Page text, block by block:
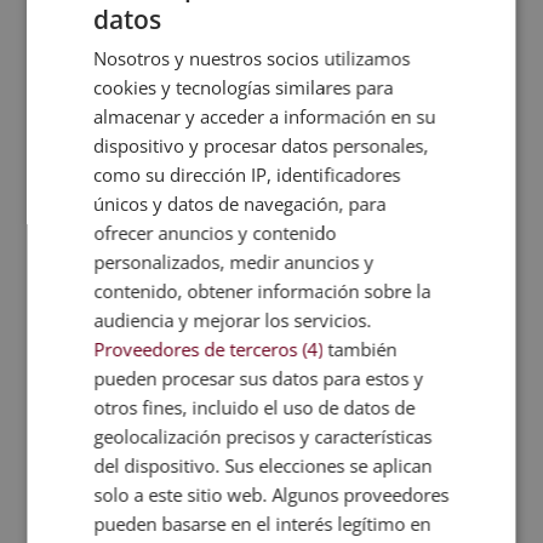
negocios basados en datos.
Todos estos roles están en alta demanda,
cuentan con oportunidades en empresas
globales y son cruciales para el desarrollo
de cualquier startup tecnológica. ¡Accede al
máster y prepárate para dar respuesta a la
demanda laboral en nuevas tecnologías!
Objetivos de la formación
El máster busca dotar a los estudiantes de
habilidades analíticas y técnicas que les
permitan comprender yaplicar conceptos
clave de ciencia de datos , inteligencia
artificial y machine learning. Por ello,
aprenden a diseñar y construir
soluciones basadas en datospara
datos
Nosotros y nuestros socios utilizamos
cookies y tecnologías similares para
almacenar y acceder a información en su
dispositivo y procesar datos personales,
como su dirección IP, identificadores
únicos y datos de navegación, para
ofrecer anuncios y contenido
personalizados, medir anuncios y
contenido, obtener información sobre la
audiencia y mejorar los servicios.
Proveedores de terceros (4) también
pueden procesar sus datos para estos y
otros fines, incluido el uso de datos de
geolocalización precisos y características
del dispositivo. Sus elecciones se aplican
solo a este sitio web. Algunos proveedores
pueden basarse en el interés legítimo en